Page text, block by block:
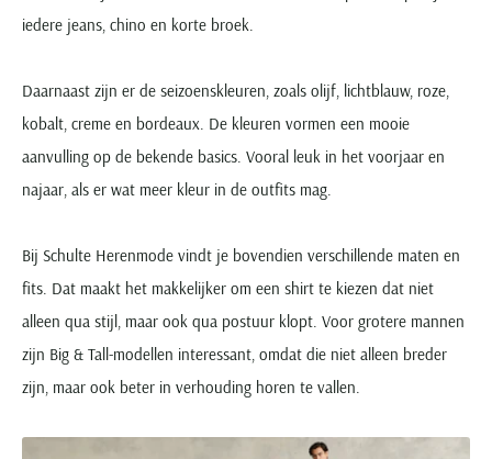
iedere jeans, chino en korte broek.
Daarnaast zijn er de seizoenskleuren, zoals olijf, lichtblauw, roze,
kobalt, creme en bordeaux. De kleuren vormen een mooie
aanvulling op de bekende basics. Vooral leuk in het voorjaar en
najaar, als er wat meer kleur in de outfits mag.
Bij Schulte Herenmode vindt je bovendien verschillende maten en
fits. Dat maakt het makkelijker om een shirt te kiezen dat niet
alleen qua stijl, maar ook qua postuur klopt. Voor grotere mannen
zijn Big & Tall-modellen interessant, omdat die niet alleen breder
zijn, maar ook beter in verhouding horen te vallen.